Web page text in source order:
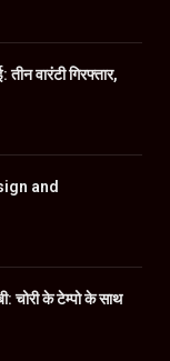
वारंटी गिरफ्तार,
and
चोरी के टेम्पो के साथ